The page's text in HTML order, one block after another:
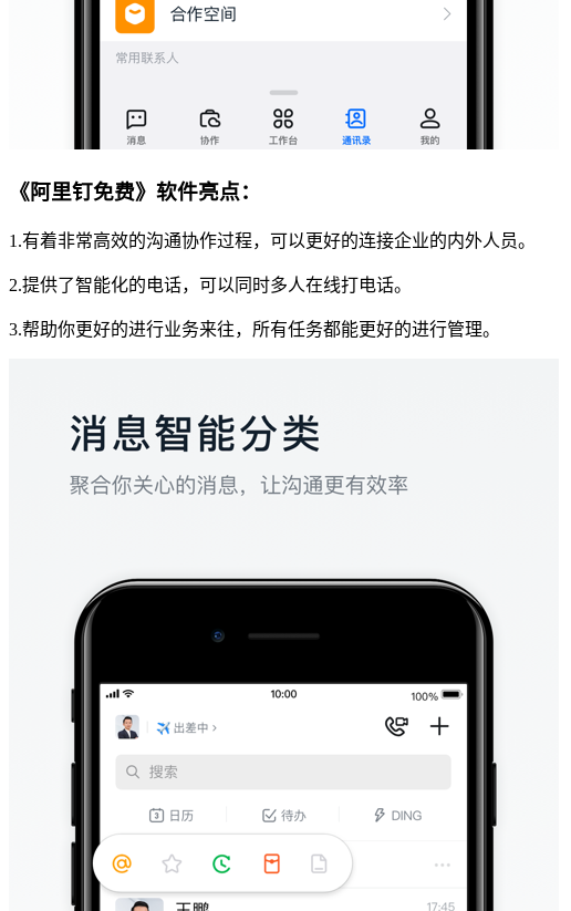
《阿里钉免费》软件亮点：
1.有着非常高效的沟通协作过程，可以更好的连接企业的内外人员。
2.提供了智能化的电话，可以同时多人在线打电话。
3.帮助你更好的进行业务来往，所有任务都能更好的进行管理。